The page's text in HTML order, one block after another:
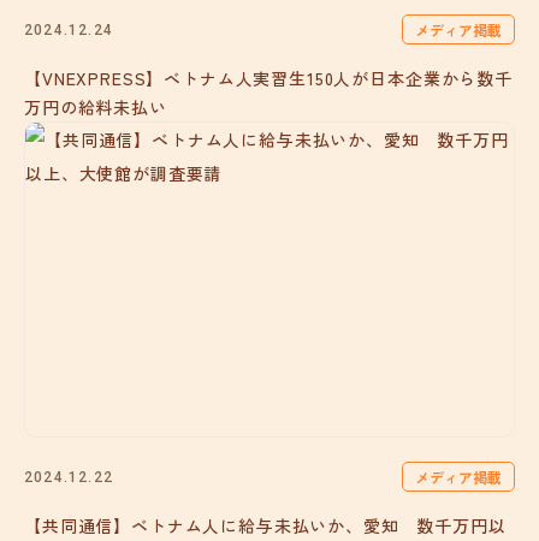
2024.12.24 メディア掲載
【VNEXPRESS】ベトナム人実習生150人が日本企業から数千
万円の給料未払い
2024.12.22 メディア掲載
【共同通信】ベトナム人に給与未払いか、愛知 数千万円以